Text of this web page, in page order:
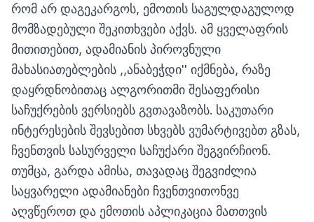
რომ არ დაგეკარგოს, ემოთის საგულდაგულოდ
მომზადებული შეკითხვები აქვს. ამ ყველაფრის
მითითებით, ადამიანის პიროვნული
მახასიათებლების ,,ანაბეჭდი'' იქმნება, რაზე
დაყრდნობითაც ალგორითმი შესაფერისი
საჩუქრების ვერსიებს გვთავაზობს. საკუთარი
ინტერესების შევსებით სხვებს ვუმარტივებთ გზას,
ჩვენთვის სასურველი საჩუქარი შეგვირჩიონ.
თუმცა, გარდა ამისა, თავადაც შეგვიძლია
საყვარელი ადამიანები ჩვენთვითონვე
აღვწეროთ და ემოთის აპლიკაცია მათთვის